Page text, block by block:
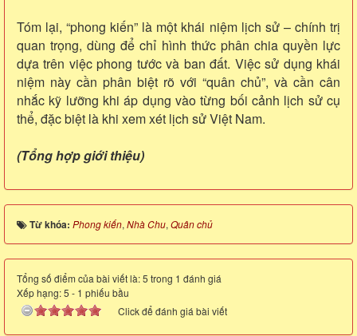
Tóm lại, “phong kiến” là một khái niệm lịch sử – chính trị
quan trọng, dùng để chỉ hình thức phân chia quyền lực
dựa trên việc phong tước và ban đất. Việc sử dụng khái
niệm này cần phân biệt rõ với “quân chủ”, và cần cân
nhắc kỹ lưỡng khi áp dụng vào từng bối cảnh lịch sử cụ
thể, đặc biệt là khi xem xét lịch sử Việt Nam.
(Tổng hợp giới thiệu)
Từ khóa: Phong kiến, Nhà Chu, Quân chủ
Tổng số điểm của bài viết là: 5 trong 1 đánh giá
Xếp hạng:5 - 1 phiếu bầu
Click để đánh giá bài viết